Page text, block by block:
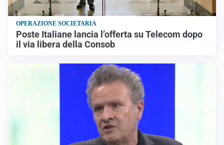
OPERAZIONE SOCIETARIA
Poste Italiane lancia l’offerta su Telecom dopo
il via libera della Consob